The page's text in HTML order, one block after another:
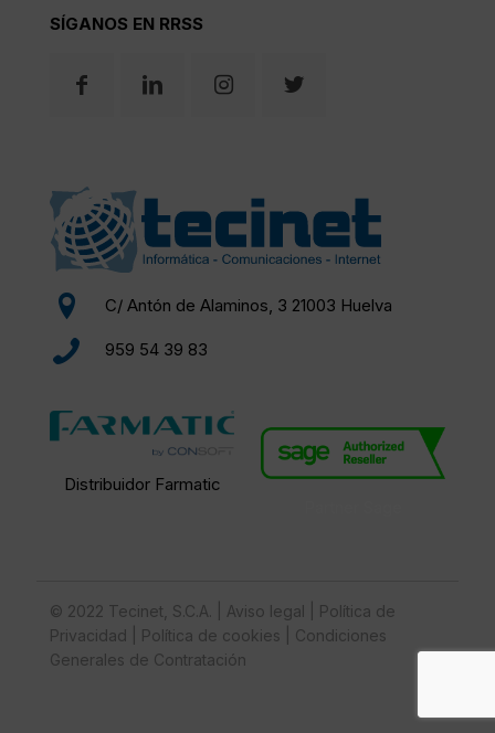
SÍGANOS EN RRSS
C/ Antón de Alaminos, 3 21003 Huelva
959 54 39 83
Distribuidor Farmatic
© 2022 Tecinet, S.C.A. | Aviso legal
Política de
Privacidad
Política de cookies
Condiciones
Generales de Contratación